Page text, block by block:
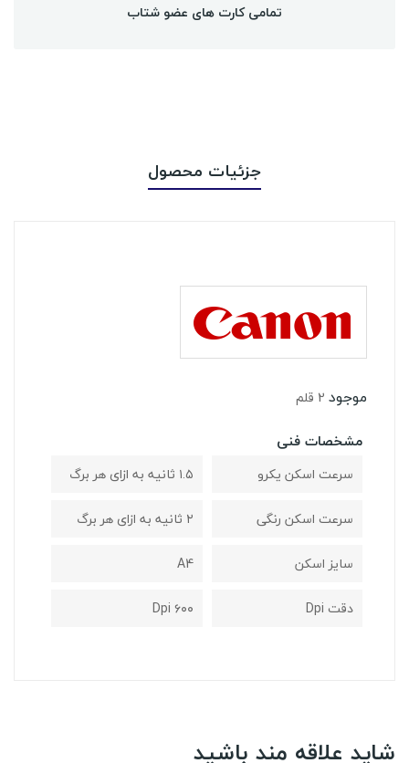
تمامی کارت های عضو شتاب
جزئیات محصول
موجود 2 قلم
مشخصات فنی
سرعت اسکن یکرو
۱.۵ ثانیه به ازای هر برگ
سرعت اسکن رنگی
۲ ثانیه به ازای هر برگ
سایز اسکن
A4
دقت Dpi
۶۰۰ Dpi
شاید علاقه مند باشید